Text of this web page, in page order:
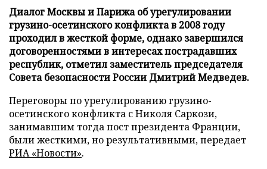
Диалог Москвы и Парижа об урегулировании
грузино-осетинского конфликта в 2008 году
проходил в жесткой форме, однако завершился
договоренностями в интересах пострадавших
республик, отметил заместитель председателя
Совета безопасности России Дмитрий Медведев.
Переговоры по урегулированию грузино-
осетинского конфликта с Николя Саркози,
занимавшим тогда пост президента Франции,
были жесткими, но результативными, передает
РИА «Новости».